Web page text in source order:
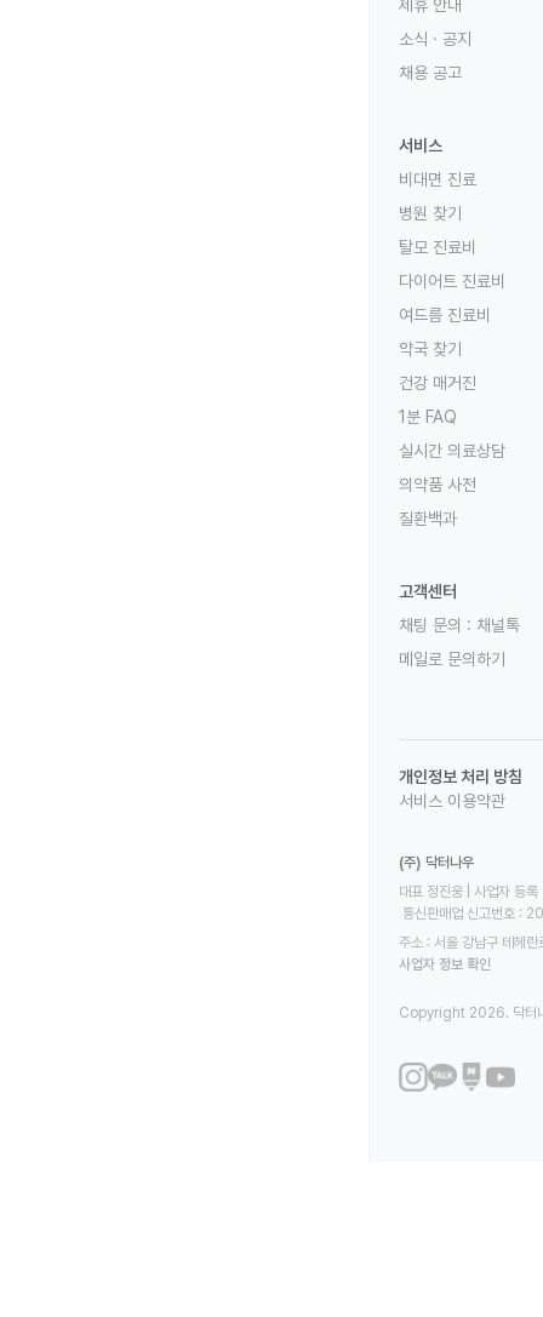
제휴 안내
소식 · 공지
채용 공고
서비스
비대면 진료
병원 찾기
탈모 진료비
다이어트 진료비
여드름 진료비
약국 찾기
건강 매거진
1분 FAQ
실시간 의료상담
의약품 사전
질환백과
고객센터
채팅 문의 : 채널톡
메일로 문의하기
개인정보 처리 방침
서비스 이용약관
(주) 닥터나우
대표 정진웅 | 사업자
통신판매업 신고번호
주소 : 서울 강남구 테헤
사업자 정보 확인
Copyright 2026. 닥터